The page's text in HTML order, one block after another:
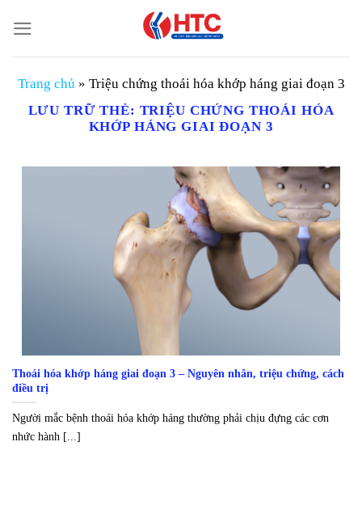
đến
nội
dungTrang chủ » Triệu chứng thoái hóa khớp háng giai đoạn 3
LƯU TRỮ THẺ: TRIỆU CHỨNG THOÁI HÓA
KHỚP HÁNG GIAI ĐOẠN 3
Thoái hóa khớp háng giai đoạn 3 – Nguyên nhân, triệu chứng, cách
điều trị
Người mắc bệnh thoái hóa khớp háng thường phải chịu đựng các cơn
nhức hành [...]